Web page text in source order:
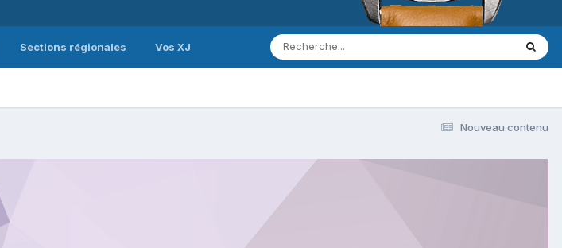
Sections régionales Vos XJ
Nouveau contenu